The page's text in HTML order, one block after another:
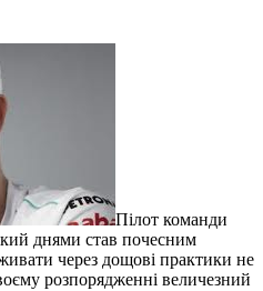
Пілот команди
днями став почесним
через дощові практики не
розпорядженні величезний